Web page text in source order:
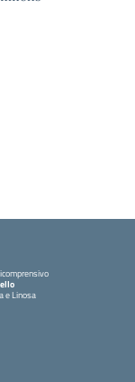
e Linosa